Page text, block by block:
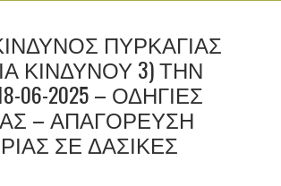
ΠΥΡΚΑΓΙΑΣ
ΚΙΝΔΥΝΟΥ 3) ΤΗΝ
06-2025 – ΟΔΗΓΙΕΣ
– ΑΠΑΓΟΡΕΥΣΗ
ΣΕ ΔΑΣΙΚΕΣ